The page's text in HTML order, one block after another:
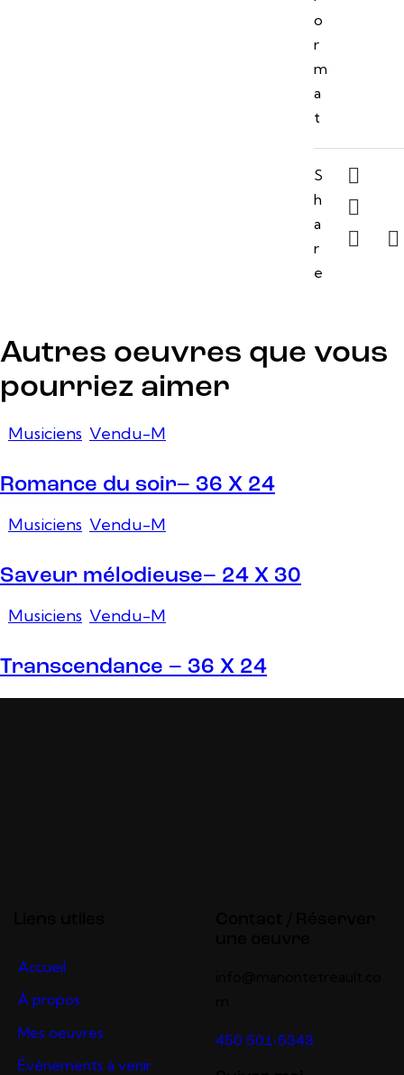
o
r
m
a
t
S
h
a
r
e
Autres oeuvres que vous
pourriez aimer
Musiciens Vendu-M
Romance du soir– 36 X 24
Musiciens Vendu-M
Saveur mélodieuse– 24 X 30
Musiciens Vendu-M
Transcendance – 36 X 24
Accueil
À propos
Mes oeuvres
Événements à venir
450 501-5343